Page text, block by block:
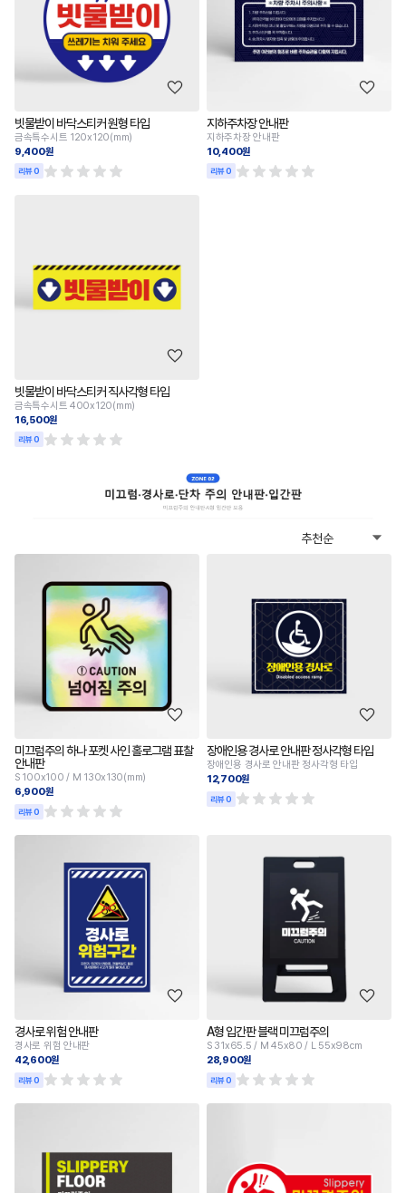
빗물받이 바닥스티커 원형 타입
금속특수시트 120x120(mm)
9,400원
리뷰 0
지하주차장 안내판
지하주차장 안내판
10,400원
리뷰 0
빗물받이 바닥스티커 직사각형 타입
금속특수시트 400x120(mm)
16,500원
리뷰 0
미끄럼주의 하나 포켓 사인 홀로그램 표찰
안내판
S 100x100 / M 130x130(mm)
6,900원
리뷰 0
장애인용 경사로 안내판 정사각형 타입
장애인용 경사로 안내판 정사각형 타입
12,700원
리뷰 0
경사로 위험 안내판
경사로 위험 안내판
42,600원
리뷰 0
A형 입간판 블랙 미끄럼주의
S 31x65.5 / M 45x80 / L 55x98cm
28,900원
리뷰 0